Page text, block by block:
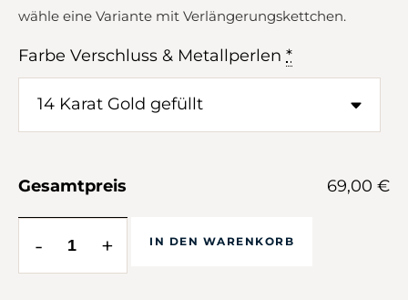
wähle eine Variante mit Verlängerungskettchen.
Farbe Verschluss & Metallperlen *
Gesamtpreis 69,00 €
- + IN DEN WARENKORB